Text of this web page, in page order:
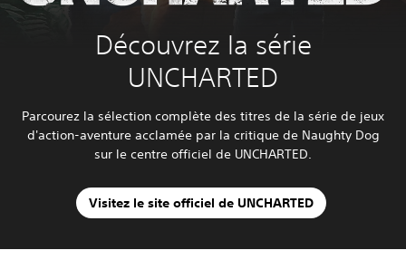
Découvrez la série
UNCHARTED
Parcourez la sélection complète des titres de la série de jeux
d'action-aventure acclamée par la critique de Naughty Dog
sur le centre officiel de UNCHARTED.
Visitez le site officiel de UNCHARTED